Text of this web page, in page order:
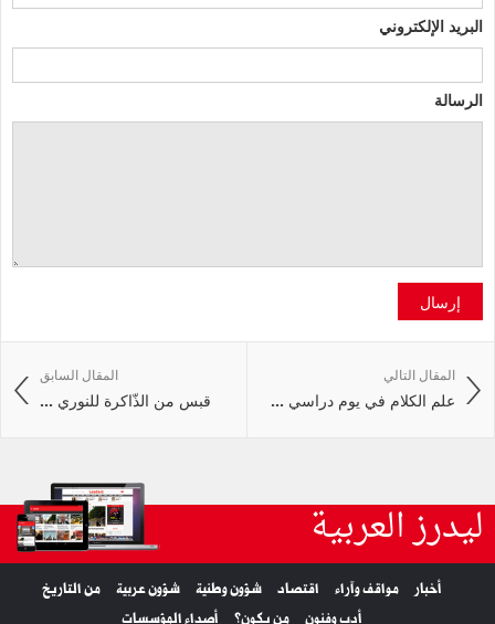
البريد الإلكتروني
الرسالة
إرسال
المقال السابق
قبس من الذّاكرة للنوري ...
المقال التالي
علم الكلام في يوم دراسي ...
ليدرز العربية
أخبار مواقف وآراء اقتصاد شؤون وطنية شؤون عربية
من التاريخ
أدب وفنون
من يكون؟ أصداء المؤسسات